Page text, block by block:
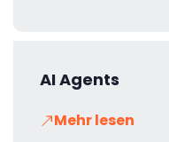
AI Agents
Mehr lesen